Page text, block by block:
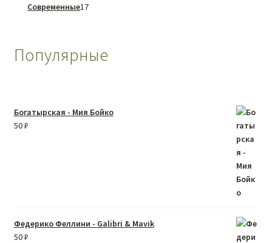
товара
Современные1717
Популярные
Богатырская - Мия Бойко
50₽
Федерико Феллини - Galibri & Mavik
50₽